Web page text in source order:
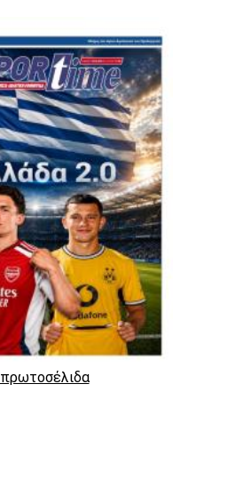
πρωτοσέλιδα